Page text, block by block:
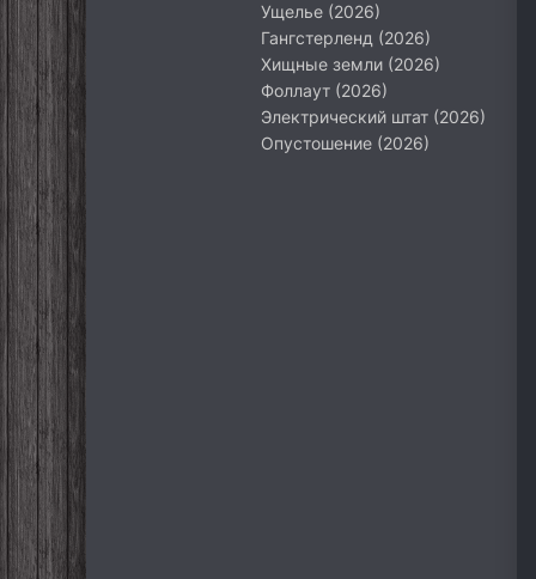
Ущелье (2026)
Гангстерленд (2026)
Хищные земли (2026)
Фоллаут (2026)
Электрический штат (2026)
Опустошение (2026)